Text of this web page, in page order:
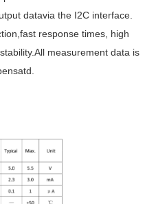
datavia the I2C interface.
response times, high
measurement data is